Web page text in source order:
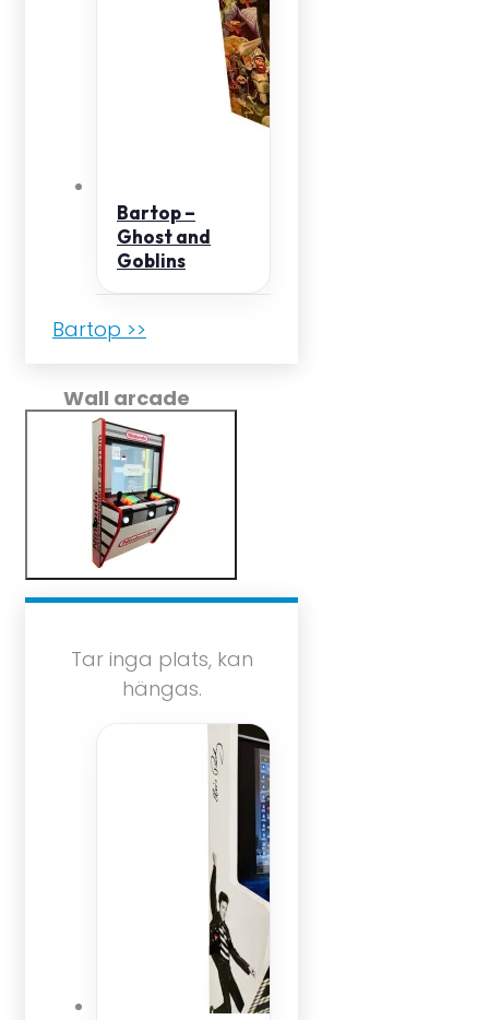
Bartop –
Ghost and
Goblins
Bartop >>
Wall arcade
Tar inga plats, kan
hängas.